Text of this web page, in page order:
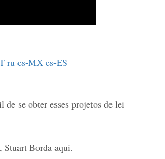
ru es-MX es-ES
de se obter esses projetos de lei
Stuart Borda aqui.